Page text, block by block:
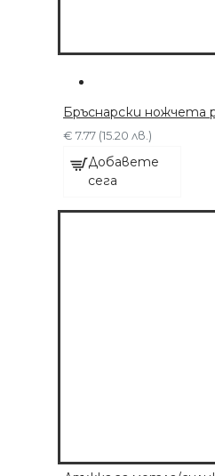
Бръснарски ножчета
€ 7.77 (15.20 лв.)
Добавете
сега